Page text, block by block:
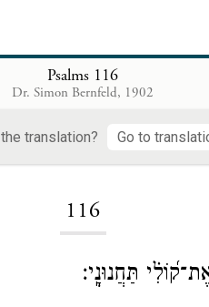
Psalms 116
Dr. Simon Bernfeld, 1902
the translation? Go to
116
תַּחֲנוּנָֽי׃